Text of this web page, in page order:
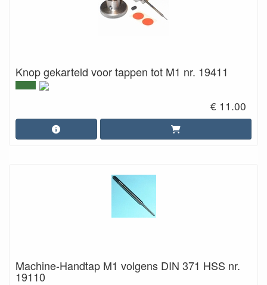
Knop gekarteld voor tappen tot M1 nr. 19411
€ 11.00
Machine-Handtap M1 volgens DIN 371 HSS nr.
19110